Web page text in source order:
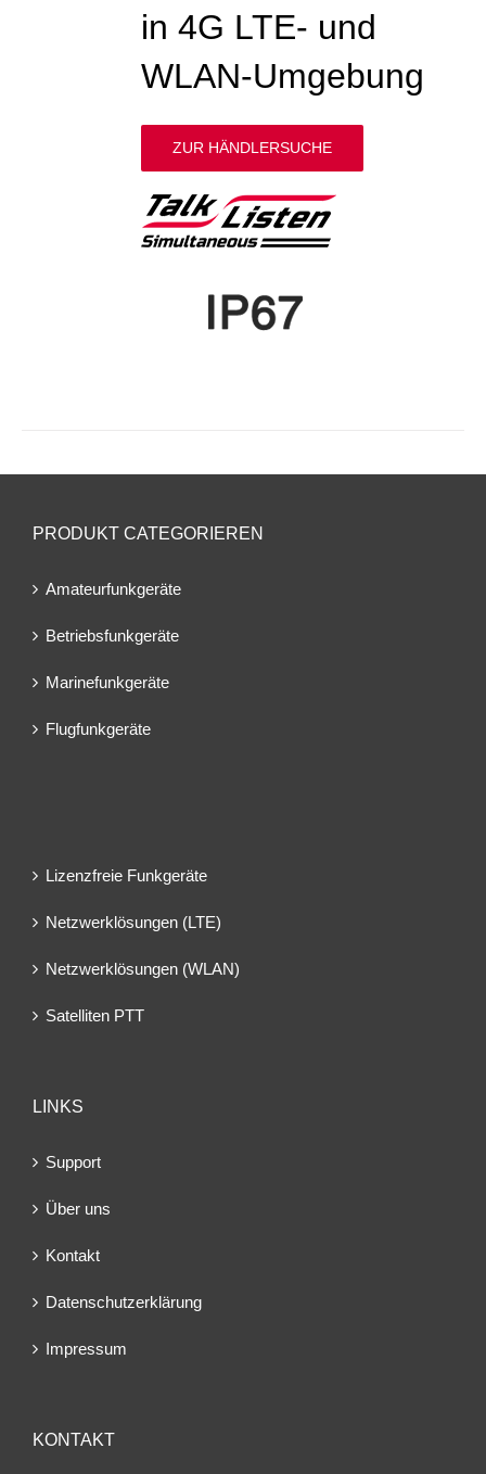
in 4G LTE- und
WLAN-Umgebung
ZUR HÄNDLERSUCHE
PRODUKT CATEGORIEREN
Amateurfunkgeräte
Betriebsfunkgeräte
Marinefunkgeräte
Flugfunkgeräte
Lizenzfreie Funkgeräte
Netzwerklösungen (LTE)
Netzwerklösungen (WLAN)
Satelliten PTT
LINKS
Support
Über uns
Kontakt
Datenschutzerklärung
Impressum
KONTAKT